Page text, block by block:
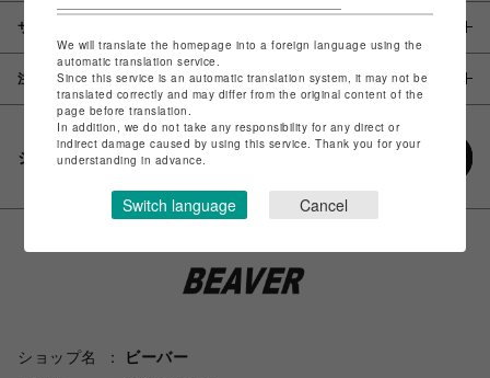
サイズ
注意事項
シェアする
ショップ名
ビーバー
We will translate the homepage into a foreign language using the
automatic translation service.
Since this service is an automatic translation system, it may not be
translated correctly and may differ from the original content of the
page before translation.
In addition, we do not take any responsibility for any direct or
indirect damage caused by using this service. Thank you for your
understanding in advance.
Switch language Cancel